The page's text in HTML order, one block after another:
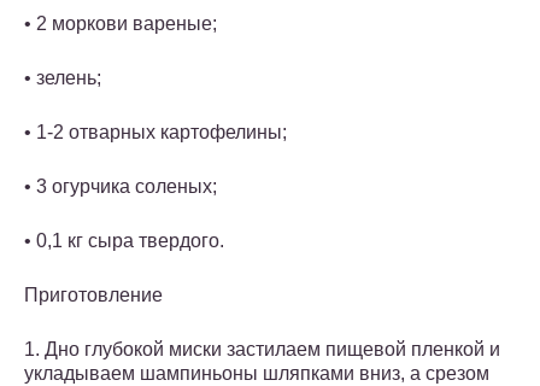
• 2 моркови вареные;
• зелень;
• 1-2 отварных картофелины;
• 3 огурчика соленых;
• 0,1 кг сыра твердого.
Приготовление
1. Дно глубокой миски застилаем пищевой пленкой и
укладываем шампиньоны шляпками вниз, а срезом